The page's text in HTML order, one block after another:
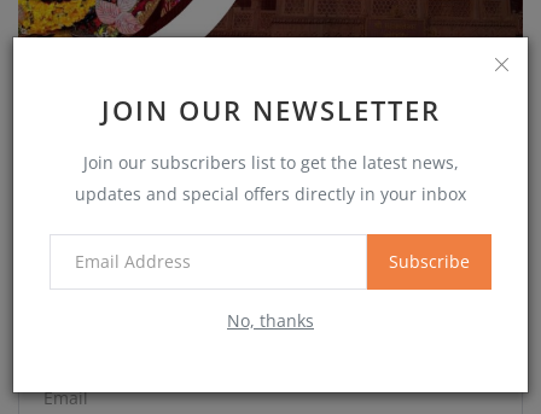
JOIN OUR NEWSLETTER
Join our subscribers list to get the latest news,
updates and special offers directly in your inbox
Subscribe
No, thanks
COMMENTS